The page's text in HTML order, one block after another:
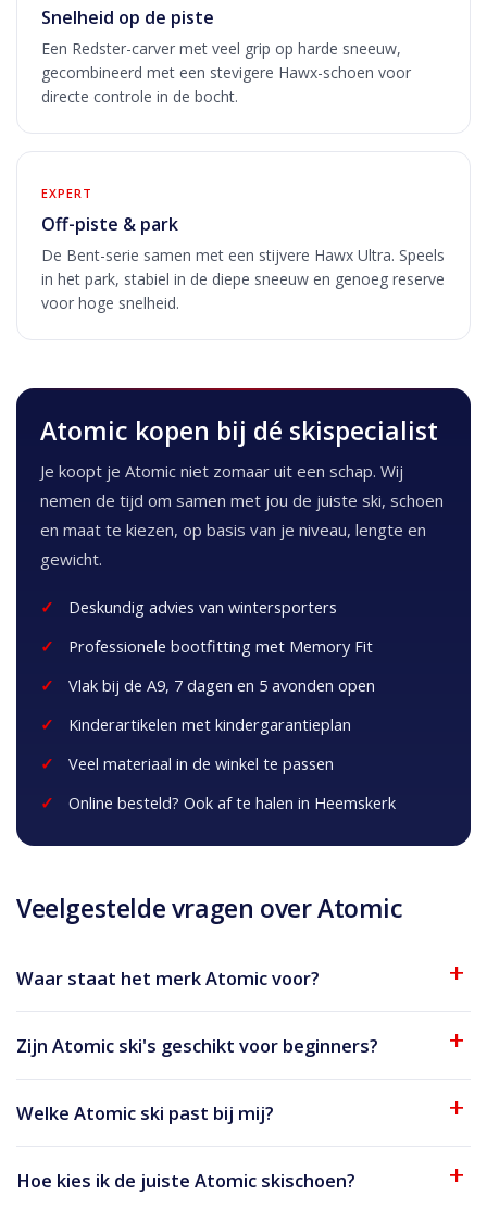
Snelheid op de piste
Een Redster-carver met veel grip op harde sneeuw,
gecombineerd met een stevigere Hawx-schoen voor
directe controle in de bocht.
EXPERT
Off-piste & park
De Bent-serie samen met een stijvere Hawx Ultra. Speels
in het park, stabiel in de diepe sneeuw en genoeg reserve
voor hoge snelheid.
Atomic kopen bij dé skispecialist
Je koopt je Atomic niet zomaar uit een schap. Wij
nemen de tijd om samen met jou de juiste ski, schoen
en maat te kiezen, op basis van je niveau, lengte en
gewicht.
Deskundig advies van wintersporters
Professionele bootfitting met Memory Fit
Vlak bij de A9, 7 dagen en 5 avonden open
Kinderartikelen met kindergarantieplan
Veel materiaal in de winkel te passen
Online besteld? Ook af te halen in Heemskerk
Veelgestelde vragen over Atomic
Waar staat het merk Atomic voor?
Zijn Atomic ski's geschikt voor beginners?
Welke Atomic ski past bij mij?
Hoe kies ik de juiste Atomic skischoen?